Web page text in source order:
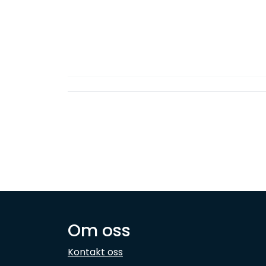
Om oss
Kontakt oss